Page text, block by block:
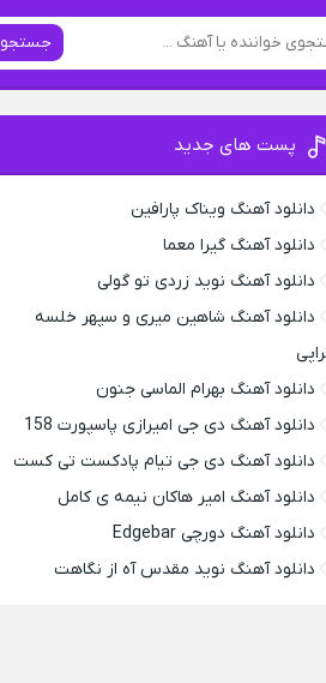
جستجو
پست های جدید
دانلود آهنگ ویناک پارافین
دانلود آهنگ گیرا معما
دانلود آهنگ نوید زردی تو گولی
دانلود آهنگ شاهین میری و سپهر خلسه
دانلود آهنگ بهرام الماسی جنون
دانلود آهنگ دی جی امیرازی پاسپورت 158
دانلود آهنگ دی جی تیام پادکست تی کست
دانلود آهنگ امیر هاکان نیمه ی کامل
دانلود آهنگ دورچی Edgebar
دانلود آهنگ نوید مقدس آه از نگاهت